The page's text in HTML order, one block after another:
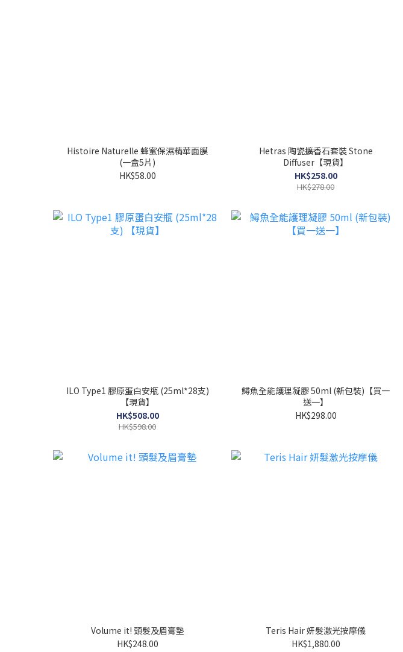
Histoire Naturelle 蜂蜜保濕精華面膜
(一盒5片)
HK$58.00
Hetras 陶瓷擴香石套裝 Stone
Diffuser【現貨】
HK$258.00
HK$278.00
ILO Type1 膠原蛋白安瓶 (25ml*28支)
【現貨】
HK$508.00
HK$598.00
鱘魚全能護理凝膠 50ml (新包裝)【買一
送一】
HK$298.00
Volume it! 頭髮及眉膏墊
HK$248.00
Teris Hair 妍髮激光按摩儀
HK$1,880.00